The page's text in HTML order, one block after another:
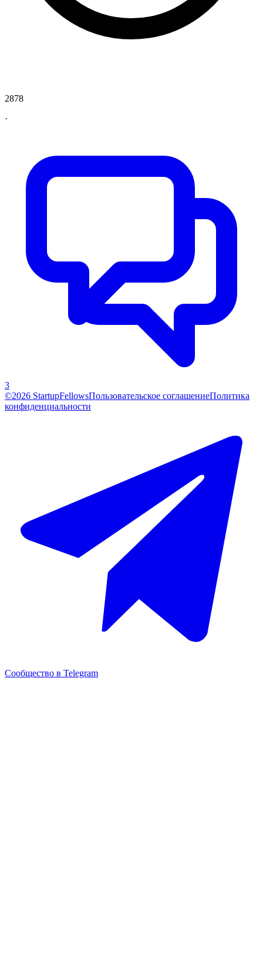
2878
·
3
©2026 StartupFellowsПользовательское соглашениеПолитика
конфиденциальности
Сообщество в Telegram